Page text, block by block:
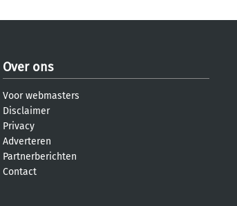
Over ons
Voor webmasters
Disclaimer
Privacy
Adverteren
Partnerberichten
Contact